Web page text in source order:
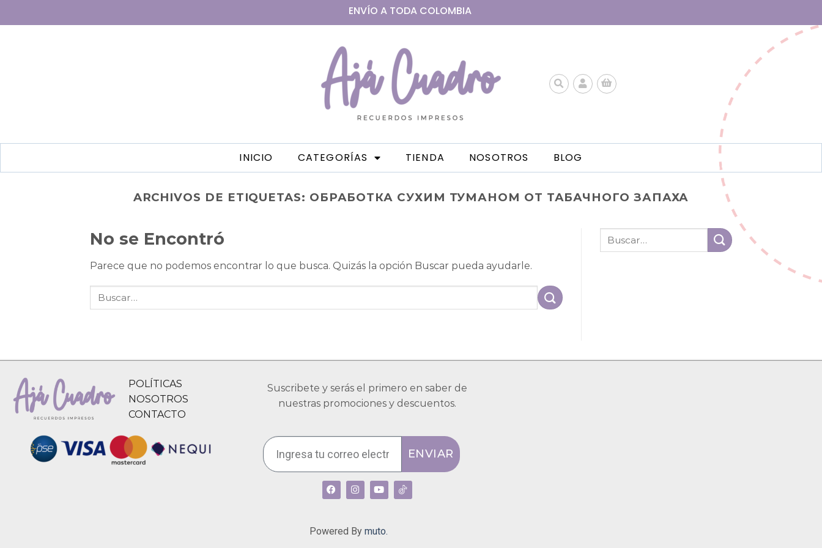
ENVÍO A TODA COLOMBIA
INICIO CATEGORÍAS TIENDA NOSOTROS BLOG
ARCHIVOS DE ETIQUETAS: ОБРАБОТКА СУХИМ ТУМАНОМ ОТ ТАБАЧНОГО ЗАПАХА
No se Encontró
Parece que no podemos encontrar lo que busca. Quizás la opción Buscar pueda ayudarle.
POLÍTICAS
NOSOTROS
CONTACTO
Suscribete y serás el primero en saber de
nuestras promociones y descuentos.
ENVIAR
Powered By muto.